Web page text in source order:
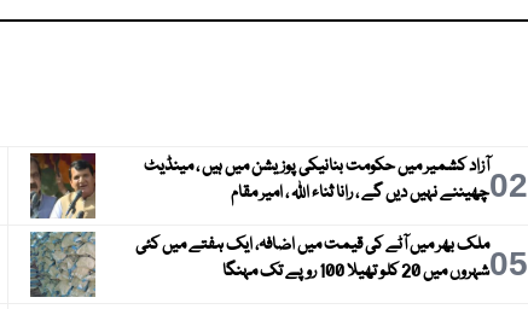
02آزاد کشمیر میں حکومت بنانیکی پوزیشن میں ہیں ، مینڈیٹ
چھیننے نہیں دیں گے ، رانا ثناء اللہ ، امیر مقام
05ملک بھر میں آٹے کی قیمت میں اضافہ، ایک ہفتے میں کئی
شہروں میں 20 کلو تھیلا 100 روپے تک مہنگا